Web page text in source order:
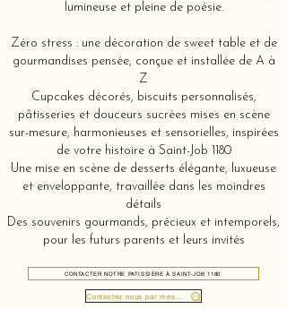
lumineuse et pleine de poésie.
Zéro stress : une décoration de sweet table et de
gourmandises pensée, conçue et installée de A à
Z
Cupcakes décorés, biscuits personnalisés,
pâtisseries et douceurs sucrées mises en scène
sur-mesure, harmonieuses et sensorielles, inspirées
de votre histoire à Saint-Job 1180
Une mise en scène de desserts élégante, luxueuse
et enveloppante, travaillée dans les moindres
détails
Des souvenirs gourmands, précieux et intemporels,
pour les futurs parents et leurs invités
CONTACTER NOTRE PATISSIÈRE À SAINT-JOB 1180